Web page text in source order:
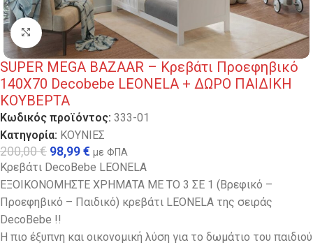
Κλικ για μεγέθυνση
SUPER MEGA BAZAAR – Κρεβάτι Προεφηβικό
140Χ70 Decobebe LEONELA + ΔΩΡΟ ΠΑΙΔΙΚΗ
ΚΟΥΒΕΡΤΑ
Κωδικός προϊόντος: 333-01
Κατηγορία: ΚΟΥΝΙΕΣ
200,00€ 98,99€ με ΦΠΑ
Κρεβάτι DecoBebe LEONELA
ΕΞΟΙΚΟΝΟΜΗΣΤΕ ΧΡΗΜΑΤΑ ΜΕ ΤΟ 3 ΣΕ 1 (Βρεφικό –
Προεφηβικό – Παιδικό) κρεβάτι LEONELA της σειράς
DecoBebe !!
Η πιο έξυπνη και οικονομική λύση για το δωμάτιο του παιδιού